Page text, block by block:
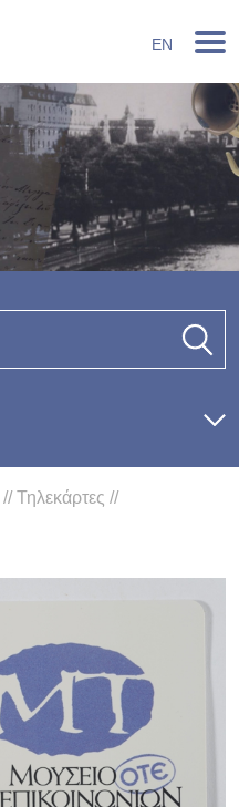
EN
//Τηλεκάρτες //